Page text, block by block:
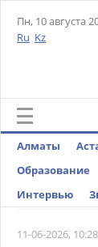
Пн, 10 августа
Ru Kz
Алматы
Образование
Интервью
11-06-2026, 10:28